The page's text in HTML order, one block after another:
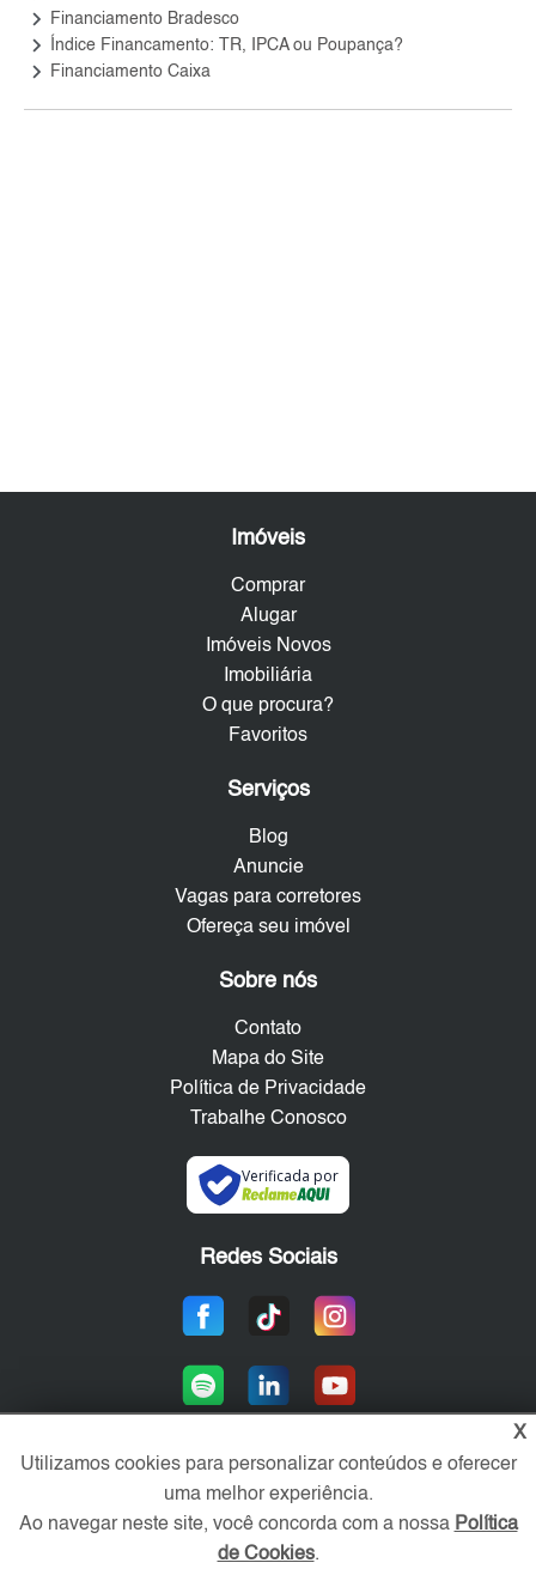
keyboard_arrow_right Financiamento Bradesco
keyboard_arrow_right Índice Financamento: TR, IPCA ou Poupança?
keyboard_arrow_right Financiamento Caixa
Imóveis
Comprar
Alugar
Imóveis Novos
Imobiliária
O que procura?
Favoritos
Serviços
Blog
Anuncie
Vagas para corretores
Ofereça seu imóvel
Sobre nós
Contato
Mapa do Site
Política de Privacidade
Trabalhe Conosco
Verificada por
Redes Sociais
Área exclusiva aos anunciantes,
acesse sua conta:
X
Utilizamos cookies para personalizar conteúdos e oferecer
uma melhor experiência.
Ao navegar neste site, você concorda com a nossa Política
de Cookies.